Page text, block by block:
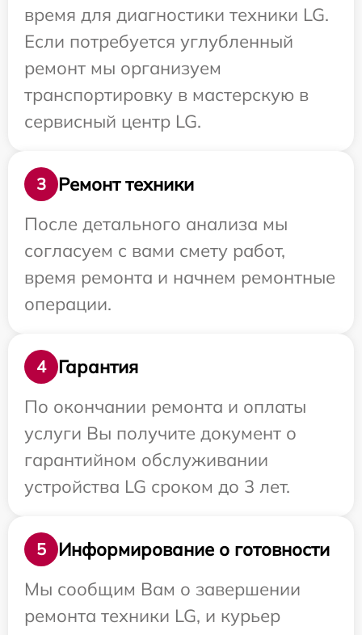
время для диагностики техники LG.
Если потребуется углубленный
ремонт мы организуем
транспортировку в мастерскую в
сервисный центр LG.
3
Ремонт техники
После детального анализа мы
согласуем с вами смету работ,
время ремонта и начнем ремонтные
операции.
4
Гарантия
По окончании ремонта и оплаты
услуги Вы получите документ о
гарантийном обслуживании
устройства LG сроком до 3 лет.
5
Информирование о готовности
Мы сообщим Вам о завершении
ремонта техники LG, и курьер